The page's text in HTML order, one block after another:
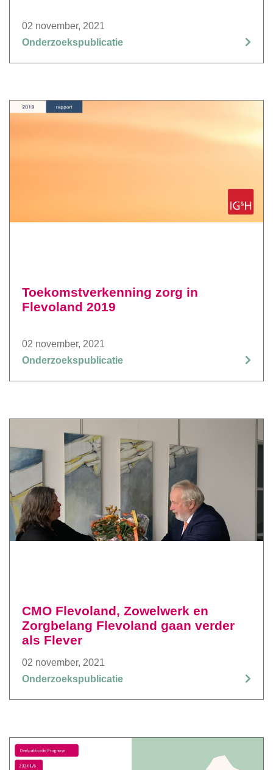
02 november, 2021
Onderzoekspublicatie
Toekomstverkenning zorg in
Flevoland 2019
02 november, 2021
Onderzoekspublicatie
CMO Flevoland, Zowelwerk en
Zorgbelang Flevoland gaan verder
als Flever
02 november, 2021
Onderzoekspublicatie